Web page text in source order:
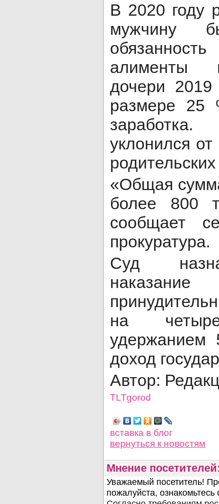
В 2020 году
мужчину
алименты
дочери
размере 25
уклонился
«Общая
более 800
сообщает
прокуратура.
Суд
на
удержанием
доход
Автор:
TLTgorod
вставка в блог
вернуться к новостям
Мнение